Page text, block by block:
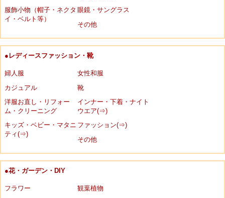
服飾小物（帽子・ネクタ
イ・ベルト等）
眼鏡・サングラス
その他
●レディースファッション・靴
婦人服
女性和服
カジュアル
靴
洋服お直し・リフォー
ム・クリーニング
インナー・下着・ナイト
ウエア(⇒)
キッズ・ベビー・マタニ
ティ(⇒)
ファッション(⇒)
その他
●花・ガーデン・DIY
フラワー
観葉植物